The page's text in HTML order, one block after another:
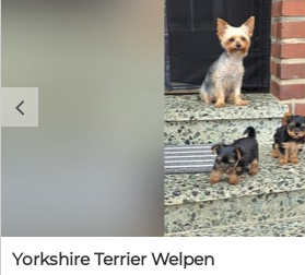
c
Yorkshire Terrier Welpen